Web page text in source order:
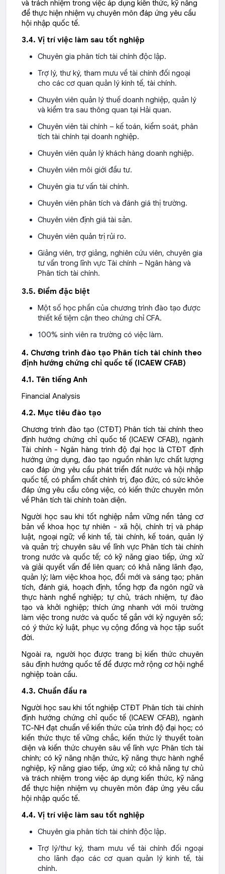
và trách nhiệm trong việc áp dụng kiến thức, kỹ năng
để thực hiện nhiệm vụ chuyên môn đáp ứng yêu cầu
hội nhập quốc tế.
3.4. Vị trí việc làm sau tốt nghiệp
Chuyên gia phân tích tài chính độc lập.
Trợ lý, thư ký, tham mưu về tài chính đối ngoại
cho các cơ quan quản lý kinh tế, tài chính.
Chuyên viên quản lý thuế doanh nghiệp, quản lý
và kiểm tra sau thông quan tại Hải quan.
Chuyên viên tài chính – kế toán, kiểm soát, phân
tích tài chính tại doanh nghiệp.
Chuyên viên quản lý khách hàng doanh nghiệp.
Chuyên viên môi giới đầu tư.
Chuyên gia tư vấn tài chính.
Chuyên viên phân tích và đánh giá thị trường.
Chuyên viên định giá tài sản.
Chuyên viên quản trị rủi ro.
Giảng viên, trợ giảng, nghiên cứu viên, chuyên gia
tư vấn trong lĩnh vực Tài chính – Ngân hàng và
Phân tích tài chính.
3.5. Điểm đặc biệt
Một số học phần của chương trình đào tạo được
thiết kế tiệm cận theo chứng chỉ CFA.
100% sinh viên ra trường có việc làm.
4. Chương trình đào tạo Phân tích tài chính theo
định hướng chứng chỉ quốc tế (ICAEW CFAB)
4.1. Tên tiếng Anh
Financial Analysis
4.2. Mục tiêu đào tạo
Chương trình đào tạo (CTĐT) Phân tích tài chính theo
định hướng chứng chỉ quốc tế (ICAEW CFAB), ngành
Tài chính - Ngân hàng trình độ đại học là CTĐT định
hướng ứng dụng, đào tạo nguồn nhân lực chất lượng
cao đáp ứng yêu cầu phát triển đất nước và hội nhập
quốc tế, có phẩm chất chính trị, đạo đức, có sức khỏe
đáp ứng yêu cầu công việc, có kiến thức chuyên môn
về Phân tích tài chính toàn diện.
Người học sau khi tốt nghiệp nắm vững nền tảng cơ
bản về khoa học tự nhiên - xã hội, chính trị và pháp
luật, ngoại ngữ; về kinh tế, tài chính, kế toán, quản lý
và quản trị; chuyên sâu về lĩnh vực Phân tích tài chính
trong nước và quốc tế; có kỹ năng giao tiếp, ứng xử
và giải quyết vấn đề liên quan; có khả năng lãnh đạo,
quản lý; làm việc khoa học, đổi mới và sáng tạo; phân
tích, đánh giá, hoạch định, tổng hợp đa ngôn ngữ và
thực hành nghề nghiệp; tự chủ, trách nhiệm, tự đào
tạo và khởi nghiệp; thích ứng nhanh với môi trường
làm việc trong nước và quốc tế gắn với kỷ nguyên số;
có ý thức kỷ luật, phục vụ cộng đồng và học tập suốt
đời.
Ngoài ra, người học được trang bị kiến thức chuyên
sâu định hướng quốc tế để được mở rộng cơ hội nghề
nghiệp toàn cầu.
4.3. Chuẩn đầu ra
Người học sau khi tốt nghiệp CTĐT Phân tích tài chính
định hướng chứng chỉ quốc tế (ICAEW CFAB), ngành
TC-NH đạt chuẩn về kiến thức của trình độ đại học; có
kiến thức thực tế vững chắc, kiến thức lý thuyết toàn
diện và kiến thức chuyên sâu về lĩnh vực Phân tích tài
chính; có kỹ năng nhận thức, kỹ năng thực hành nghề
nghiệp, kỹ năng giao tiếp, ứng xử; có khả năng tự chủ
và trách nhiệm trong việc áp dụng kiến thức, kỹ năng
để thực hiện nhiệm vụ chuyên môn đáp ứng yêu cầu
hội nhập quốc tế.
4.4. Vị trí việc làm sau tốt nghiệp
Chuyên gia phân tích tài chính độc lập.
Trợ lý/thư ký, tham mưu về tài chính đối ngoại
cho lãnh đạo các cơ quan quản lý kinh tế, tài
chính.